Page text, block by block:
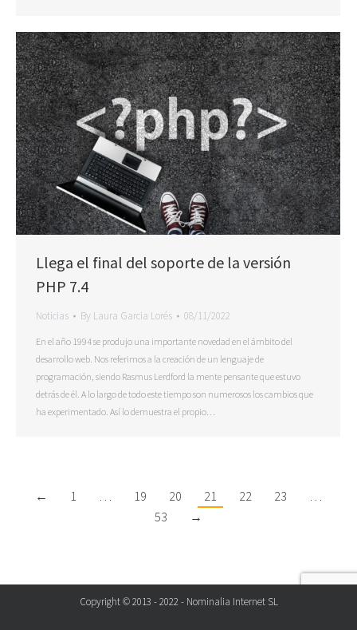
Llega el final del soporte de la versión
PHP 7.4
Noticias By Laura Garcia Lorés 08/11/2022
En el año 1994 se produjo una importante novedad en el ámbito del
desarrollo web. Nos referimos a la creación de un lenguaje de
programación, siendo Rasmus Lerdford la mente pensante que estuvo
detrás de él. A lo largo de todo este tiempo son numerosos los cambios que
ha experimentado. Así lo demuestra el propio…
← 1 19 20 21 22 23
53
→
Copyright © 2013 - 2022 - Nominalia Internet SL